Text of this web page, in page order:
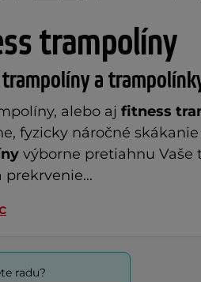
trampolíny
a
alebo aj fitness
fyzicky náročné
výborne pretiahnu
prekrvenie...
radu?